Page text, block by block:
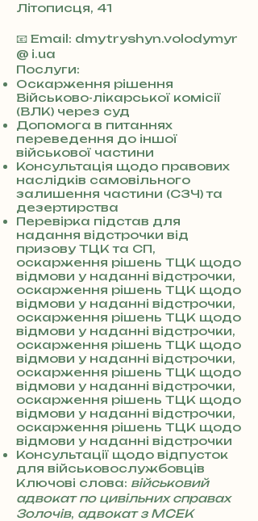
Літописця, 41
3
8
0
7
3
0
4
8
5
7
8
4
📧 Email: dmytryshyn.volodymyr
@ i.ua
Послуги:
Оскарження рішення
Військово-лікарської комісії
(ВЛК) через суд
Допомога в питаннях
переведення до іншої
військової частини
Консультація щодо правових
наслідків самовільного
залишення частини (СЗЧ) та
дезертирства
Перевірка підстав для
надання відстрочки від
призову ТЦК та СП,
оскарження рішень ТЦК щодо
відмови у наданні відстрочки,
оскарження рішень ТЦК щодо
відмови у наданні відстрочки,
оскарження рішень ТЦК щодо
відмови у наданні відстрочки,
оскарження рішень ТЦК щодо
відмови у наданні відстрочки,
оскарження рішень ТЦК щодо
відмови у наданні відстрочки,
оскарження рішень ТЦК щодо
відмови у наданні відстрочки,
оскарження рішень ТЦК щодо
відмови у наданні відстрочки
Консультації щодо відпусток
для військовослужбовців
Ключові слова: військовий
адвокат по цивільних справах
Золочів, адвокат з МСЕК